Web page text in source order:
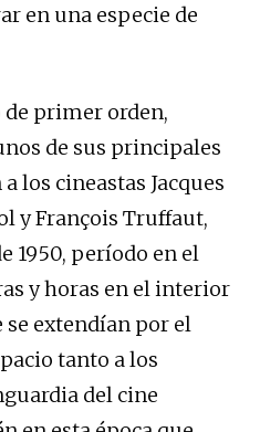
en una especie de
primer orden,
de sus principales
los cineastas Jacques
y François Truffaut,
1950, período en el
y horas en el interior
se extendían por el
tanto a los
del cine